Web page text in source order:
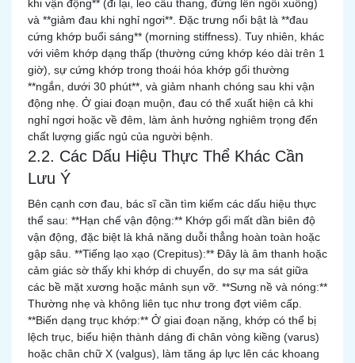
khi vận động** (đi lại, leo cầu thang, đứng lên ngồi xuống)
và **giảm đau khi nghỉ ngơi**. Đặc trưng nổi bật là **đau
cứng khớp buổi sáng** (morning stiffness). Tuy nhiên, khác
với viêm khớp dạng thấp (thường cứng khớp kéo dài trên 1
giờ), sự cứng khớp trong thoái hóa khớp gối thường
**ngắn, dưới 30 phút**, và giảm nhanh chóng sau khi vận
động nhẹ. Ở giai đoạn muộn, đau có thể xuất hiện cả khi
nghỉ ngơi hoặc về đêm, làm ảnh hưởng nghiêm trọng đến
chất lượng giấc ngủ của người bệnh.
2.2. Các Dấu Hiệu Thực Thể Khác Cần
Lưu Ý
Bên cạnh cơn đau, bác sĩ cần tìm kiếm các dấu hiệu thực
thể sau: **Hạn chế vận động:** Khớp gối mất dần biên độ
vận động, đặc biệt là khả năng duỗi thẳng hoàn toàn hoặc
gập sâu. **Tiếng lạo xạo (Crepitus):** Đây là âm thanh hoặc
cảm giác sờ thấy khi khớp di chuyển, do sự ma sát giữa
các bề mặt xương hoặc mảnh sụn vỡ. **Sưng nề và nóng:**
Thường nhẹ và không liên tục như trong đợt viêm cấp.
**Biến dạng trục khớp:** Ở giai đoạn nặng, khớp có thể bị
lệch trục, biểu hiện thành dáng đi chân vòng kiềng (varus)
hoặc chân chữ X (valgus), làm tăng áp lực lên các khoang